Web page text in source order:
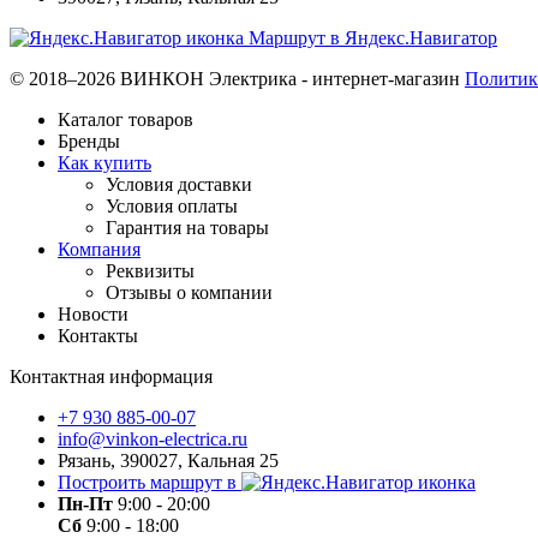
Маршрут в Яндекс.Навигатор
© 2018–2026 ВИНКОН Электрика - интернет-магазин
Каталог товаров
Бренды
Как купить
Условия доставки
Условия оплаты
Гарантия на товары
Компания
Реквизиты
Отзывы о компании
Новости
Контакты
Контактная информация
+7 930 885-00-07
info@vinkon-electrica.ru
Рязань, 390027, Кальная 25
Построить маршрут в
Пн-Пт 9:00 - 20:00
Сб 9:00 - 18:00